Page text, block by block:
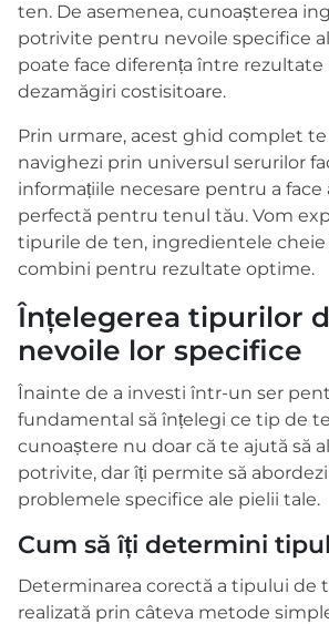
ten. De asemenea, cunoașterea
potrivite pentru nevoile specifice
poate face diferența între rezultate
dezamăgiri costisitoare.
Prin urmare, acest ghid complet te
navighezi prin universul serurilor
informațiile necesare pentru a face
perfectă pentru tenul tău. Vom
tipurile de ten, ingredientele cheie
combini pentru rezultate optime.
Înțelegerea tipurilor
nevoile lor specifice
Înainte de a investi într-un ser
fundamental să înțelegi ce tip de
cunoaștere nu doar că te ajută să
potrivite, dar îți permite să
problemele specifice ale pielii tale.
Cum să îți determini
Determinarea corectă a tipului de
realizată prin câteva metode